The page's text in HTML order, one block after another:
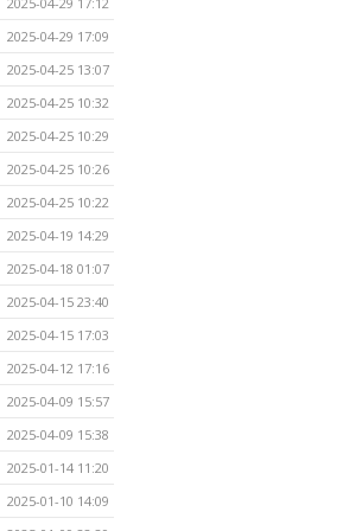
2025-04-29 17:09
2025-04-25 13:07
2025-04-25 10:32
2025-04-25 10:29
2025-04-25 10:26
2025-04-25 10:22
2025-04-19 14:29
2025-04-18 01:07
2025-04-15 23:40
2025-04-15 17:03
2025-04-12 17:16
2025-04-09 15:57
2025-04-09 15:38
2025-01-14 11:20
2025-01-10 14:09